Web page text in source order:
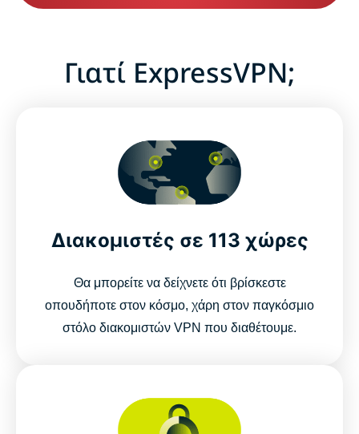
Γιατί ExpressVPN;
Διακομιστές σε 113 χώρες
Θα μπορείτε να δείχνετε ότι βρίσκεστε
οπουδήποτε στον κόσμο, χάρη στον παγκόσμιο
στόλο διακομιστών VPN που διαθέτουμε.